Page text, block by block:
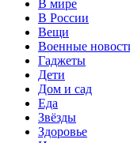
В мире
В России
Вещи
Военные
Гаджеты
Дети
Дом и сад
Еда
Звёзды
Здоровье